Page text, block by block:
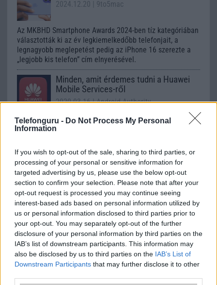
Telefonguru - Do Not Process My Personal
Information
If you wish to opt-out of the sale, sharing to third parties, or
processing of your personal or sensitive information for
targeted advertising by us, please use the below opt-out
section to confirm your selection. Please note that after your
opt-out request is processed you may continue seeing
interest-based ads based on personal information utilized by
us or personal information disclosed to third parties prior to
your opt-out. You may separately opt-out of the further
disclosure of your personal information by third parties on the
IAB’s list of downstream participants. This information may
also be disclosed by us to third parties on the IAB’s List of
Downstream Participants that may further disclose it to other
2024.12.20 | 9to5mac
Az MKBHD Smartphone Awards 2024-ben tíz kategóriában
választották ki az év legkiemelkedőbb telefonjait, a
legnagyobb meglepetést pedig az iPhone 16 szerezte a
„legjobb kis telefon” cím elnyerésével.
Minden, amit érdemes tudni a Huawei
Mobile Services-ről
2020.03.16| Android Authority
Mi is ez a HMS, mi a GMS és miért akar a Huawei saját
ökoszisztémát a Google helyett?
P30 Pro: HarmonyOS-re frissül az
Android
2020.10.12
| Express
Egy friss hír szerint a Huawei P30 Pro tulajdonosai
Harmony OS-re kell, hogy váltsanak, ha meg akarják kapni
a friss funkciókat.